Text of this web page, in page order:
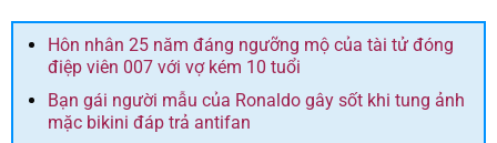
Hôn nhân 25 năm đáng ngưỡng mộ của tài tử đóng
điệp viên 007 với vợ kém 10 tuổi
Bạn gái người mẫu của Ronaldo gây sốt khi tung ảnh
mặc bikini đáp trả antifan